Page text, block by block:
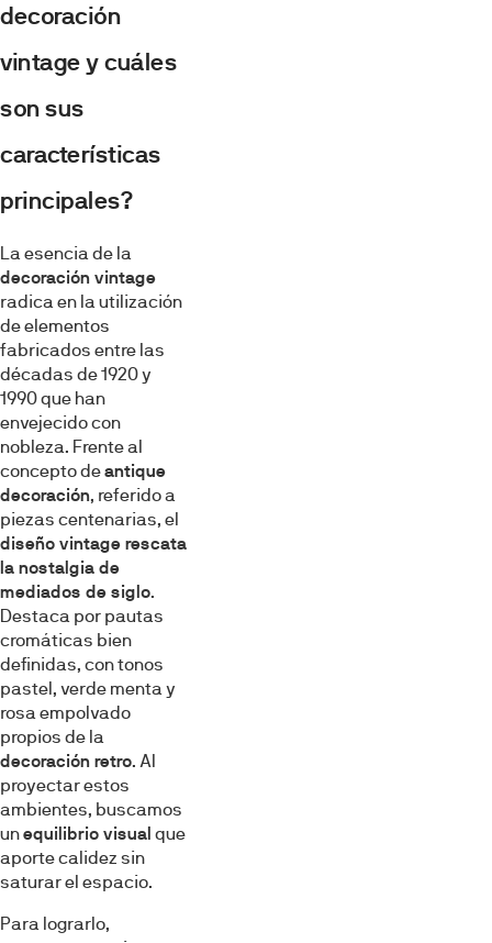
decoración
vintage y cuáles
son sus
características
principales?
La esencia de la
decoración vintage
radica en la utilización
de elementos
fabricados entre las
décadas de 1920 y
1990 que han
envejecido con
nobleza. Frente al
concepto deantique
decoración, referido a
piezas centenarias, el
diseño vintage rescata
la nostalgia de
mediados de siglo.
Destaca por pautas
cromáticas bien
definidas, con tonos
pastel, verde menta y
rosa empolvado
propios de la
decoración retro. Al
proyectar estos
ambientes, buscamos
unequilibrio visual que
aporte calidez sin
saturar el espacio.
Para lograrlo,